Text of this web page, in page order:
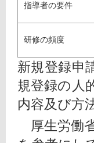
指導者の要件
研修の頻度
新規登録申
規登録の人
内容及び方
厚生労働